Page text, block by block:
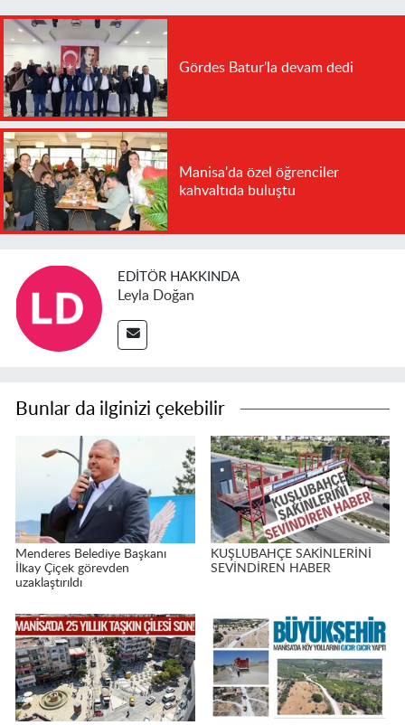
Gördes Batur'la devam dedi
Manisa'da özel öğrenciler
kahvaltıda buluştu
EDITÖR HAKKINDA
Leyla Doğan
Bunlar da ilginizi çekebilir
Menderes Belediye Başkanı
İlkay Çiçek görevden
uzaklaştırıldı
KUŞLUBAHÇE SAKİNLERİNİ
SEVİNDİREN HABER